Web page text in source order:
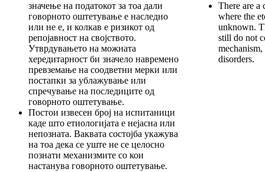
значење на податокот за тоа дали
говорното оштетување е наследно
или не е, и колкав е ризикот од
репојавност на својството.
Утврдувањето на можната
хередитарност би значело навремено
превземање на соодветни мерки или
постапки за ублажување или
спречување на последиците од
говорното оштетување.
Постои извесен број на испитаници
каде што етиологијата е нејасна или
непозната. Ваквата состојба укажува
на тоа дека се уште не се целосно
познати механизмите со кои
настанува говорното оштетување.
There are a
where the
unknown.
still do not
disorders.